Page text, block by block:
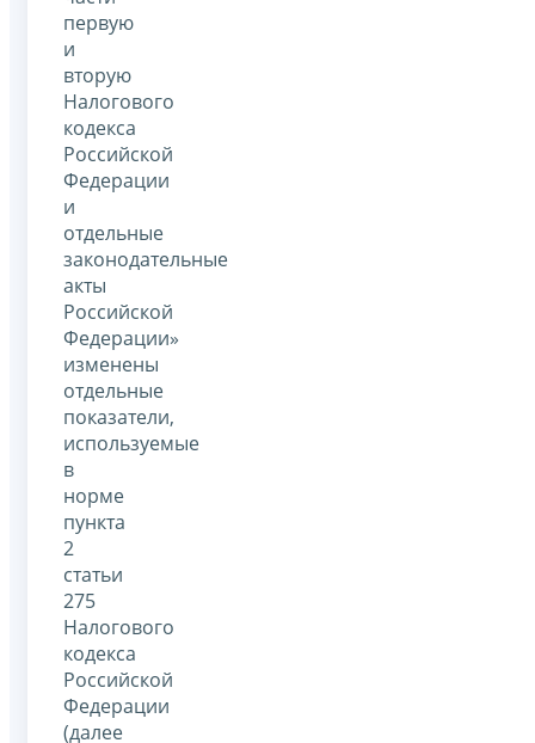
первую
и
вторую
Налогового
кодекса
Российской
Федерации
и
отдельные
законодательные
акты
Российской
Федерации»
изменены
отдельные
показатели,
используемые
в
норме
пункта
2
статьи
275
Налогового
кодекса
Российской
Федерации
(далее